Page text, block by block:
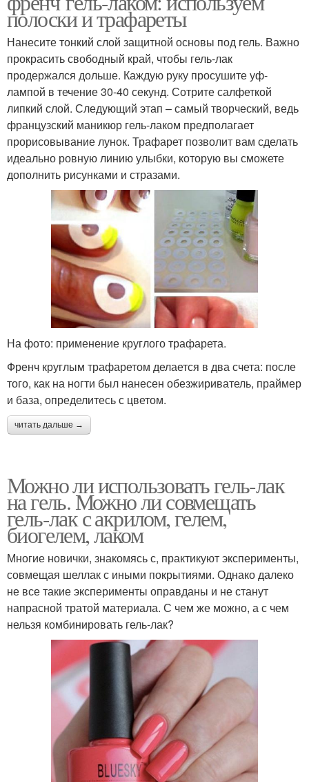
полоски и трафареты
Нанесите тонкий слой защитной основы под гель. Важно
прокрасить свободный край, чтобы гель-лак
продержался дольше. Каждую руку просушите уф-
лампой в течение 30-40 секунд. Сотрите салфеткой
липкий слой. Следующий этап – самый творческий, ведь
французский маникюр гель-лаком предполагает
прорисовывание лунок. Трафарет позволит вам сделать
идеально ровную линию улыбки, которую вы сможете
дополнить рисунками и стразами.
На фото: применение круглого трафарета.
Френч круглым трафаретом делается в два счета: после
того, как на ногти был нанесен обезжириватель, праймер
и база, определитесь с цветом.
читать дальше →
Можно ли использовать гель-лак
на гель. Можно ли совмещать
гель-лак с акрилом, гелем,
биогелем, лаком
Многие новички, знакомясь с, практикуют эксперименты,
совмещая шеллак с иными покрытиями. Однако далеко
не все такие эксперименты оправданы и не станут
напрасной тратой материала. С чем же можно, а с чем
нельзя комбинировать гель-лак?